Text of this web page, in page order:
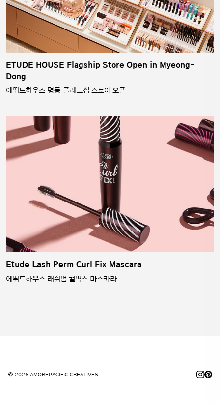
ETUDE HOUSE Flagship Store Open in Myeong-
Dong
에뛰드하우스 명동 플래그십 스토어 오픈
Etude Lash Perm Curl Fix Mascara
에뛰드하우스 래쉬펌 컬픽스 마스카라
© 2026 AMOREPACIFIC CREATIVES